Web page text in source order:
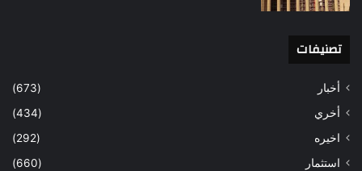
تصنيفات
أخبار
(673)
أخري
(434)
اخيره
(292)
استثمار
(660)